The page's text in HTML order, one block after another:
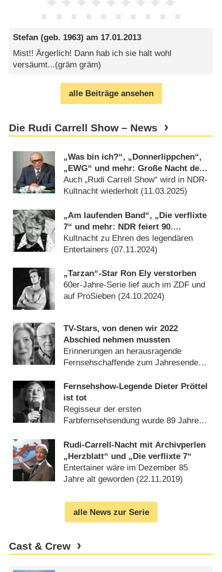
Stefan (geb. 1963) am 17.01.2013
Mist!! Ärgerlich! Dann hab ich sie halt wohl
versäumt...(gräm gräm)
alle Beiträge ansehen
Die Rudi Carrell Show – News
„Was bin ich?“, „Donnerlippchen“,
„EWG“ und mehr: Große Nacht der
Showklassiker
Auch „Rudi Carrell Show“ wird in NDR-
Kultnacht wiederholt (11.03.2025)
„Am laufenden Band“, „Die verflixte
7“ und mehr: NDR feiert 90.
Geburtstag von Rudi Carrell
Kultnacht zu Ehren des legendären
Entertainers (07.11.2024)
„Tarzan“-Star Ron Ely verstorben
60er-Jahre-Serie lief auch im ZDF und
auf ProSieben (24.10.2024)
TV-Stars, von denen wir 2022
Abschied nehmen mussten
Erinnerungen an herausragende
Fernsehschaffende zum Jahresende
Fernsehshow-Legende Dieter Pröttel
ist tot
Regisseur der ersten
Farbfernsehsendung wurde 89 Jahre
Rudi-Carrell-Nacht mit Archivperlen
„Herzblatt“ und „Die verflixte 7“
Entertainer wäre im Dezember 85
Jahre alt geworden (22.11.2019)
alle News zur Serie
Cast & Crew